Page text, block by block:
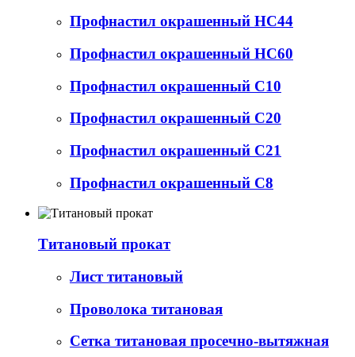
Профнастил окрашенный НС44
Профнастил окрашенный НС60
Профнастил окрашенный С10
Профнастил окрашенный С20
Профнастил окрашенный С21
Профнастил окрашенный С8
Титановый прокат
Лист титановый
Проволока титановая
Сетка титановая просечно-вытяжная